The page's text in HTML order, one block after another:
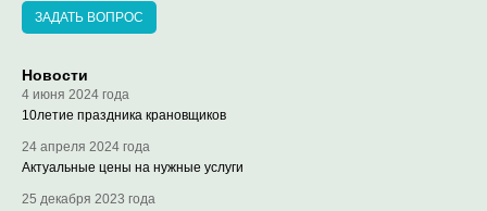
ЗАДАТЬ ВОПРОС
Новости
4 июня 2024 года
10летие праздника крановщиков
24 апреля 2024 года
Актуальные цены на нужные услуги
25 декабря 2023 года